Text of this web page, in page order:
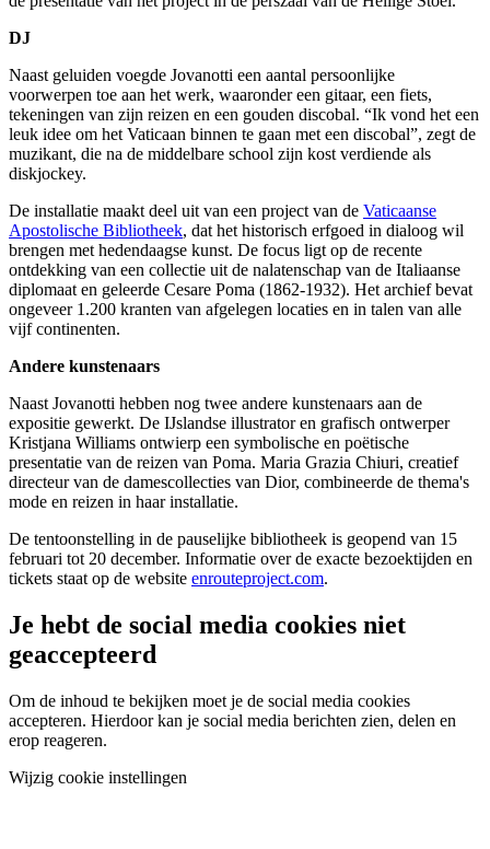
DJ
Naast geluiden voegde Jovanotti een aantal persoonlijke
voorwerpen toe aan het werk, waaronder een gitaar, een fiets,
tekeningen van zijn reizen en een gouden discobal. “Ik vond het een
leuk idee om het Vaticaan binnen te gaan met een discobal”, zegt de
muzikant, die na de middelbare school zijn kost verdiende als
diskjockey.
De installatie maakt deel uit van een project van de Vaticaanse
Apostolische Bibliotheek, dat het historisch erfgoed in dialoog wil
brengen met hedendaagse kunst. De focus ligt op de recente
ontdekking van een collectie uit de nalatenschap van de Italiaanse
diplomaat en geleerde Cesare Poma (1862-1932). Het archief bevat
ongeveer 1.200 kranten van afgelegen locaties en in talen van alle
vijf continenten.
Andere kunstenaars
Naast Jovanotti hebben nog twee andere kunstenaars aan de
expositie gewerkt. De IJslandse illustrator en grafisch ontwerper
Kristjana Williams ontwierp een symbolische en poëtische
presentatie van de reizen van Poma. Maria Grazia Chiuri, creatief
directeur van de damescollecties van Dior, combineerde de thema's
mode en reizen in haar installatie.
De tentoonstelling in de pauselijke bibliotheek is geopend van 15
februari tot 20 december. Informatie over de exacte bezoektijden en
tickets staat op de website enrouteproject.com.
Je hebt de social media cookies niet
geaccepteerd
Om de inhoud te bekijken moet je de social media cookies
accepteren. Hierdoor kan je social media berichten zien, delen en
erop reageren.
Wijzig cookie instellingen